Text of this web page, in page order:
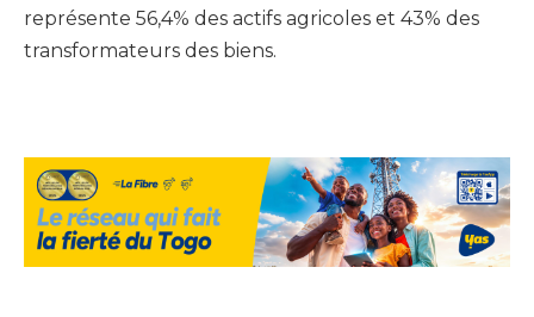
représente 56,4% des actifs agricoles et 43% des
transformateurs des biens.